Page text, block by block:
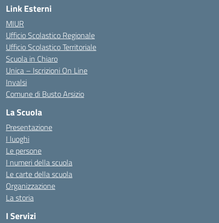
Link Esterni
MIUR
Ufficio Scolastico Regionale
Ufficio Scolastico Territoriale
Scuola in Chiaro
Unica – Iscrizioni On Line
Invalsi
Comune di Busto Arsizio
La Scuola
Presentazione
I luoghi
Le persone
I numeri della scuola
Le carte della scuola
Organizzazione
La storia
I Servizi